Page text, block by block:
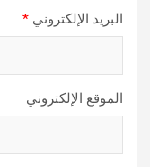
البريد الإلكتروني *
الموقع الإلكتروني